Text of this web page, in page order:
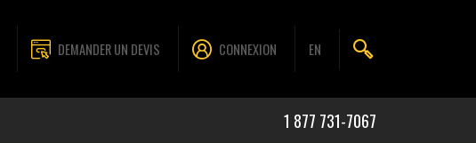
DEMANDER UN DEVIS CONNEXION EN
1 877 731-7067